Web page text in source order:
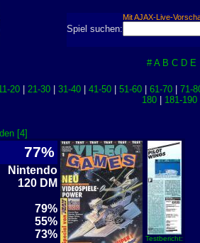
Mit AJAX-Live-
Spiel suchen:
# A B C D E
20| 21-30| 31-40| 41-50| 51-60| 61-70| 71-
180
181-190
[4]
77%
Nintendo
120 DM
79%
55%
73% Testbericht: